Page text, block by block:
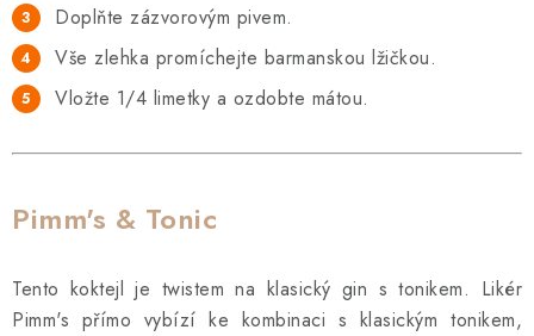
Doplňte zázvorovým pivem.
Vše zlehka promíchejte barmanskou lžičkou.
Vložte 1/4 limetky a ozdobte mátou.
Pimm's & Tonic
Tento koktejl je twistem na klasický gin s tonikem. Likér
Pimm's přímo vybízí ke kombinaci s klasickým tonikem,